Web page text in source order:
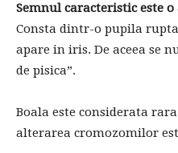
Semnul caracteristic este
Consta dintr-o pupila
apare in iris. De aceea se
de pisica”.
Boala este considerata
alterarea cromozomilor